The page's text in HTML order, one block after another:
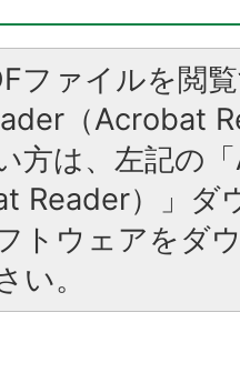
ファイルを閲
（Acrobat
方は、左記の
Reader）」ダ
トウェアをダ
い。